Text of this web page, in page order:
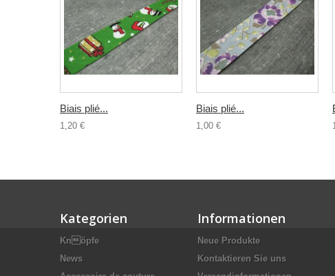
Biais plié...
1,20 €
Biais plié...
1,00 €
Kategorien
Knöpfe
News
Informationen
Neue Produkte
Kontaktieren Sie uns